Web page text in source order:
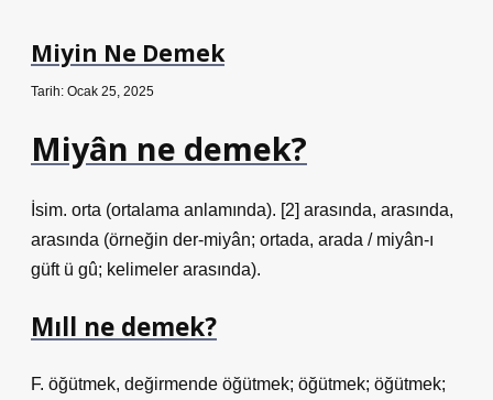
Miyin Ne Demek
Tarih: Ocak 25, 2025
Miyân ne demek?
İsim. orta (ortalama anlamında). [2] arasında, arasında,
arasında (örneğin der-miyân; ortada, arada / miyân-ı
güft ü gû; kelimeler arasında).
Mıll ne demek?
F. öğütmek, değirmende öğütmek; öğütmek; öğütmek;